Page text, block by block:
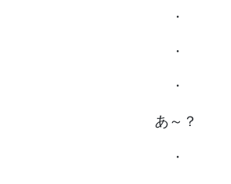
・
・
・
あ～？
・